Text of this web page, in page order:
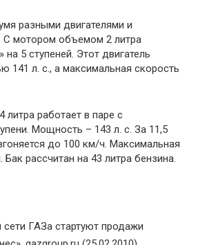
разными двигателями и
С мотором объемом 2 литра
на 5 ступеней. Этот двигатель
141 л. с., а максимальная скорость
литра работает в паре с
Мощность – 143 л. с. За 11,5
до 100 км/ч. Максимальная
рассчитан на 43 литра бензина.
ГАЗа стартуют продажи